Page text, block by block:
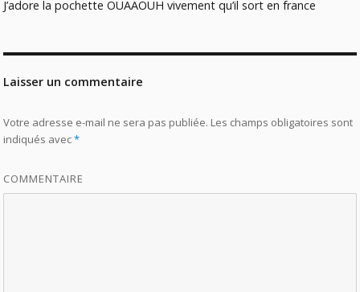
J’adore la pochette OUAAOUH vivement qu’il sort en france
Laisser un commentaire
Votre adresse e-mail ne sera pas publiée. Les champs obligatoires sont
indiqués avec*
COMMENTAIRE